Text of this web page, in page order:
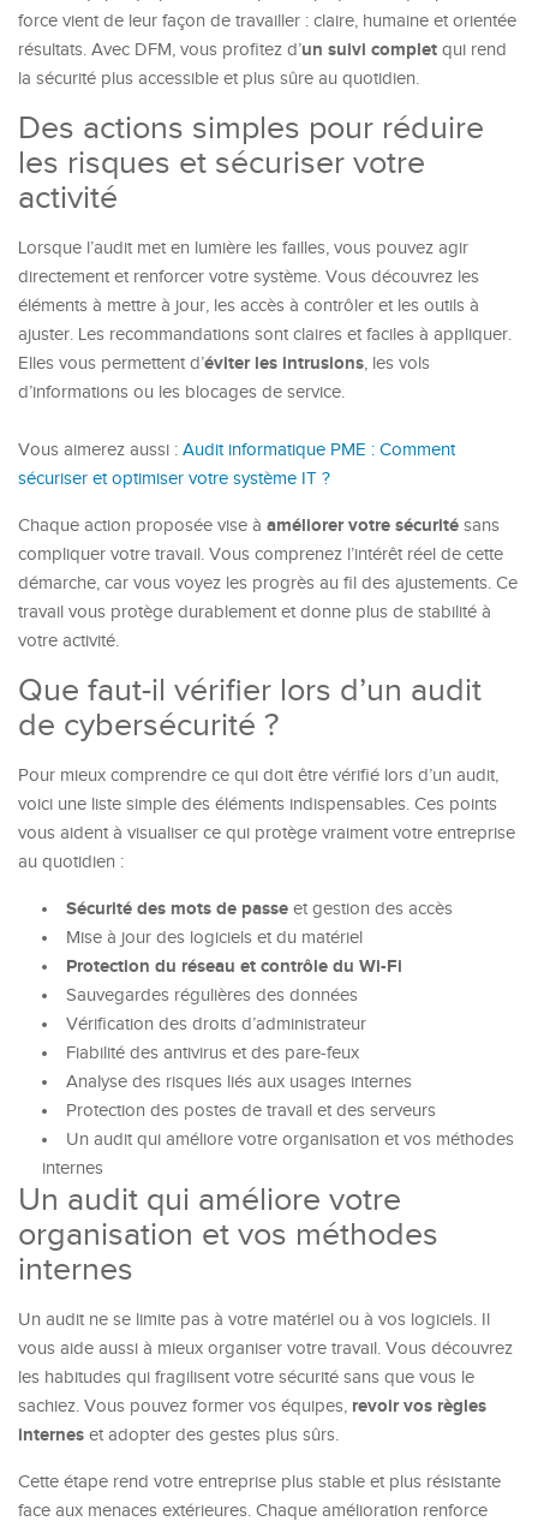
force vient de leur façon de travailler : claire, humaine et orientée
résultats. Avec DFM, vous profitez d’un suivi complet qui rend
la sécurité plus accessible et plus sûre au quotidien.
Des actions simples pour réduire
les risques et sécuriser votre
activité
Lorsque l’audit met en lumière les failles, vous pouvez agir
directement et renforcer votre système. Vous découvrez les
éléments à mettre à jour, les accès à contrôler et les outils à
ajuster. Les recommandations sont claires et faciles à appliquer.
Elles vous permettent d’éviter les intrusions, les vols
d’informations ou les blocages de service.
Vous aimerez aussi : Audit informatique PME : Comment
sécuriser et optimiser votre système IT ?
Chaque action proposée vise à améliorer votre sécurité sans
compliquer votre travail. Vous comprenez l’intérêt réel de cette
démarche, car vous voyez les progrès au fil des ajustements. Ce
travail vous protège durablement et donne plus de stabilité à
votre activité.
Que faut-il vérifier lors d’un audit
de cybersécurité ?
Pour mieux comprendre ce qui doit être vérifié lors d’un audit,
voici une liste simple des éléments indispensables. Ces points
vous aident à visualiser ce qui protège vraiment votre entreprise
au quotidien :
Sécurité des mots de passe et gestion des accès
Mise à jour des logiciels et du matériel
Protection du réseau et contrôle du Wi-Fi
Sauvegardes régulières des données
Vérification des droits d’administrateur
Fiabilité des antivirus et des pare-feux
Analyse des risques liés aux usages internes
Protection des postes de travail et des serveurs
Un audit qui améliore votre organisation et vos méthodes
internes
Un audit qui améliore votre
organisation et vos méthodes
internes
Un audit ne se limite pas à votre matériel ou à vos logiciels. Il
vous aide aussi à mieux organiser votre travail. Vous découvrez
les habitudes qui fragilisent votre sécurité sans que vous le
sachiez. Vous pouvez former vos équipes, revoir vos règles
internes et adopter des gestes plus sûrs.
Cette étape rend votre entreprise plus stable et plus résistante
face aux menaces extérieures. Chaque amélioration renforce